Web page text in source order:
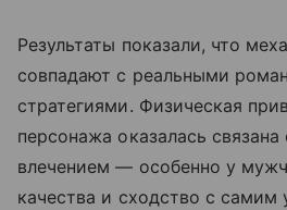
Результаты показали, что
совпадают с реальными
стратегиями. Физическая
персонажа оказалась
влечением — особенно у
качества и сходство с самим